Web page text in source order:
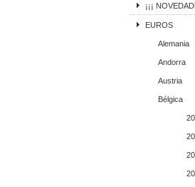
¡¡¡
EUROS
Alemania
Andorra
Austria
Bélgica